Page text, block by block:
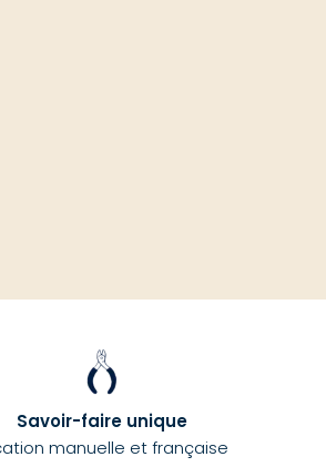
Savoir-faire unique
manuelle et française